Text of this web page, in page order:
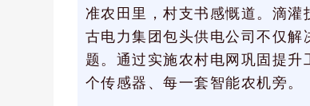
准农田里，村支书感慨道。滴
古电力集团包头供电公司不仅解
题。通过实施农村电网巩固提
个传感器、每一套智能农机旁。